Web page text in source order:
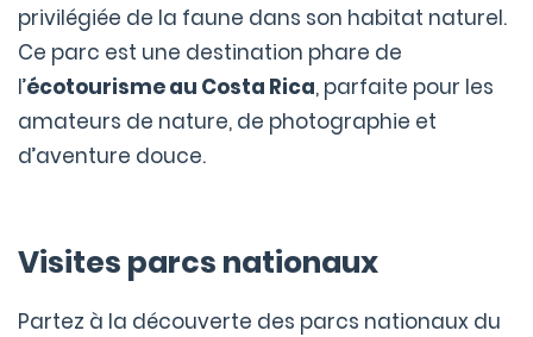
privilégiée de la faune dans son habitat naturel.
Ce parc est une destination phare de
l’écotourisme au Costa Rica, parfaite pour les
amateurs de nature, de photographie et
d’aventure douce.
Visites parcs nationaux
Partez à la découverte des parcs nationaux du